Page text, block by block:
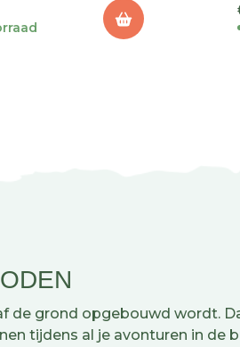
de grond opgebouwd wordt.
tijdens al je avonturen in de